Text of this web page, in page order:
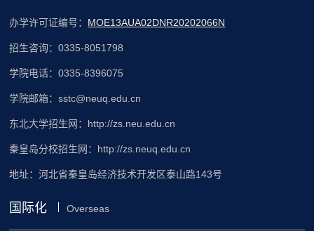
办学许可证编号： MOE13AUA02DNR20202066N
招生咨询：0335-8051798
学院电话：0335-8396075
学院邮箱：sstc@neuq.edu.cn
东北大学招生网：http://zs.neu.edu.cn
秦皇岛分校招生网：http://zs.neuq.edu.cn
地址：河北省秦皇岛经济技术开发区泰山路143号
国际化 Overseas